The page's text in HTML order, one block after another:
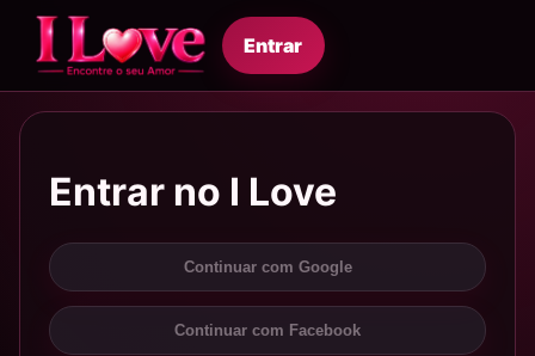
Entrar
Entrar no I Love
Continuar com Google
Continuar com Facebook